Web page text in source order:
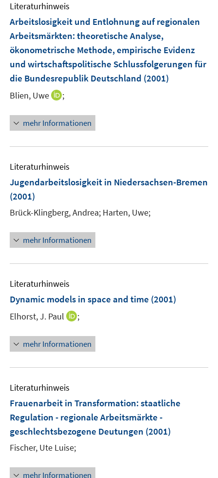
s
t
e
f
f
n
n
F
e
n
s
t
e
f
e
Literaturhinweis
Arbeitslosigkeit und Entlohnung auf regionalen
Arbeitsmärkten: theoretische Analyse,
ökonometrische Methode, empirische Evidenz
und wirtschaftspolitische Schlussfolgerungen für
die Bundesrepublik Deutschland (2001)
Blien, Uwe
I
n
e
m
F
e
s
e
r
f
n
e
n
;
mehr Informationen
Literaturhinweis
Jugendarbeitslosigkeit in Niedersachsen-Bremen
(2001)
Brück-Klingberg, Andrea; Harten, Uwe;
mehr Informationen
Literaturhinweis
Dynamic models in space and time (2001)
Elhorst, J. Paul
I
n
e
F
e
n
s
r
;
mehr Informationen
Literaturhinweis
Frauenarbeit in Transformation: staatliche
Regulation - regionale Arbeitsmärkte -
geschlechtsbezogene Deutungen (2001)
Fischer, Ute Luise;
mehr Informationen